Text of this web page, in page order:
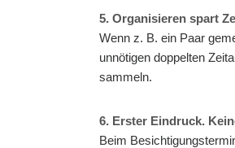
5. Organisieren spart
Wenn z. B. ein Paar
unnötigen doppelten
sammeln.
6. Erster Eindruck.
Beim